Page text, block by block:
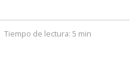
Tiempo de lectura: 5 min